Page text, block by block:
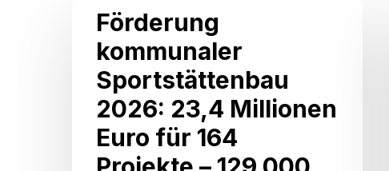
Förderung
kommunaler
Sportstättenbau
2026:
23,4
Millionen
Förderung
kommunaler
Sportstättenbau
2026: 23,4 Millionen
Euro für 164